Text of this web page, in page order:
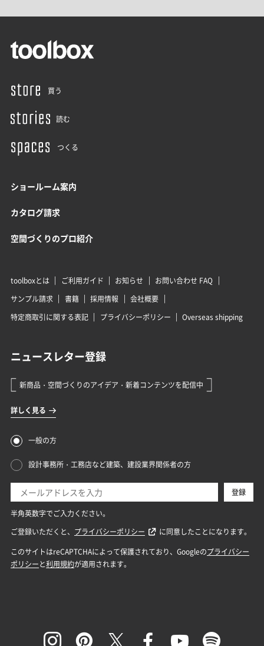
買う
読む
つくる
ショールーム案内
カタログ請求
空間づくりのプロ紹介
toolboxとは ご利用ガイド お知らせ
お問い合わせ FAQ
サンプル請求
書籍 採用情報
会社概要
特定商取引に関する表記
プライバシーポリシー Overseas shipping